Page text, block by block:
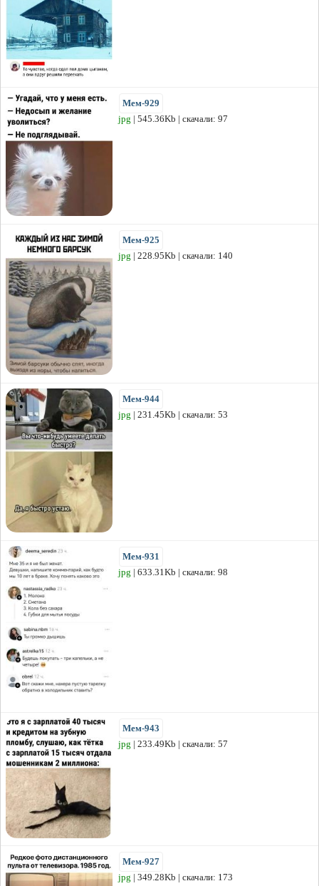
Мем-929
jpg | 545.36Kb | скачали: 97
Мем-925
jpg | 228.95Kb | скачали: 140
Мем-944
jpg | 231.45Kb | скачали: 53
Мем-931
jpg | 633.31Kb | скачали: 98
Мем-943
jpg | 233.49Kb | скачали: 57
Мем-927
jpg | 349.28Kb | скачали: 173